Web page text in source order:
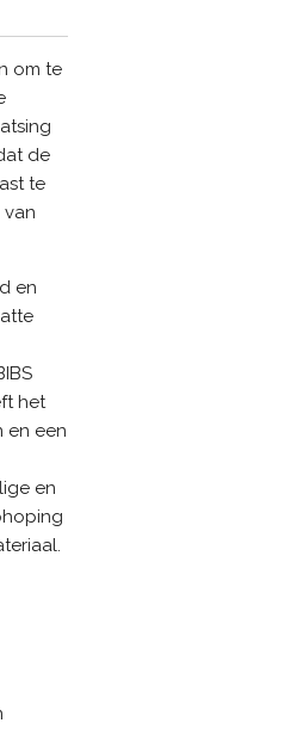
om te
de
te
en
het
en een
en